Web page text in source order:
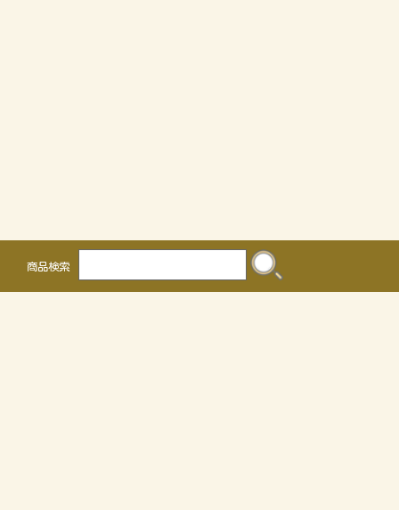
商品検索